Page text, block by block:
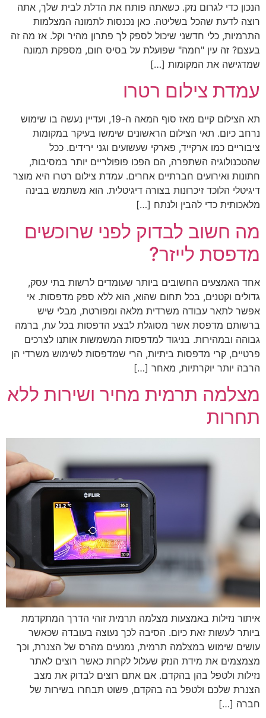
הנכון כדי לגרום נזק. כשאתה פותח את הדלת לבית שלך, אתה
רוצה לדעת שהכל בשליטה. כאן נכנסות לתמונה המצלמות
התרמיות, כלי חדשני שיכול לספק לך פתרון מהיר וקל. אז מה זה
בעצם? זה עין "חמה" שפועלת על בסיס חום, מספקת תמונה
שמדגישה את המקומות […]
עמדת צילום רטרו
תא הצילום קיים מאז סוף המאה ה-19, ועדיין נעשה בו שימוש
נרחב כיום. תאי הצילום הראשונים שימשו בעיקר במקומות
ציבוריים כמו ארקייד, פארקי שעשועים וגני ירידים. ככל
שהטכנולוגיה השתפרה, הם הפכו פופולריים יותר במסיבות,
חתונות ואירועים חברתיים אחרים. עמדת צילום רטרו היא מוצר
דיגיטלי הלוכד זיכרונות בצורה דיגיטלית. הוא משתמש בבינה
מלאכותית כדי להבין ולנתח […]
מה חשוב לבדוק לפני שרוכשים
מדפסת לייזר?
אחד האמצעים החשובים ביותר שעומדים לרשות בתי עסק,
גדולים וקטנים, בכל תחום שהוא, הוא ללא ספק מדפסות. אי
אפשר לתאר עבודה משרדית מלאה ומפורטת, מבלי שיש
ברשותם מדפסת אשר מסוגלת לבצע הדפסות בכל עת, ברמה
גבוהה ובמהירות. בניגוד למדפסות המשמשות אותנו לצרכים
פרטיים, קרי מדפסות ביתיות, הרי שמדפסות לשימוש משרדי הן
הרבה יותר יוקרתיות, מאחר […]
מצלמה תרמית מחיר ושירות ללא
תחרות
איתור נזילות באמצעות מצלמה תרמית זוהי הדרך המתקדמת
ביותר לעשות זאת כיום. הסיבה לכך נעוצה בעובדה שכאשר
עושים שימוש במצלמה תרמית, נמנעים מהרס של הצנרת, וכך
מצמצמים את מידת הנזק שעלול לקרות כאשר רוצים לאתר
נזילות ולטפל בהן בהקדם. אם אתם רוצים לבדוק את מצב
הצנרת שלכם ולטפל בה בהקדם, פשוט תבחרו בשירות של
חברה […]